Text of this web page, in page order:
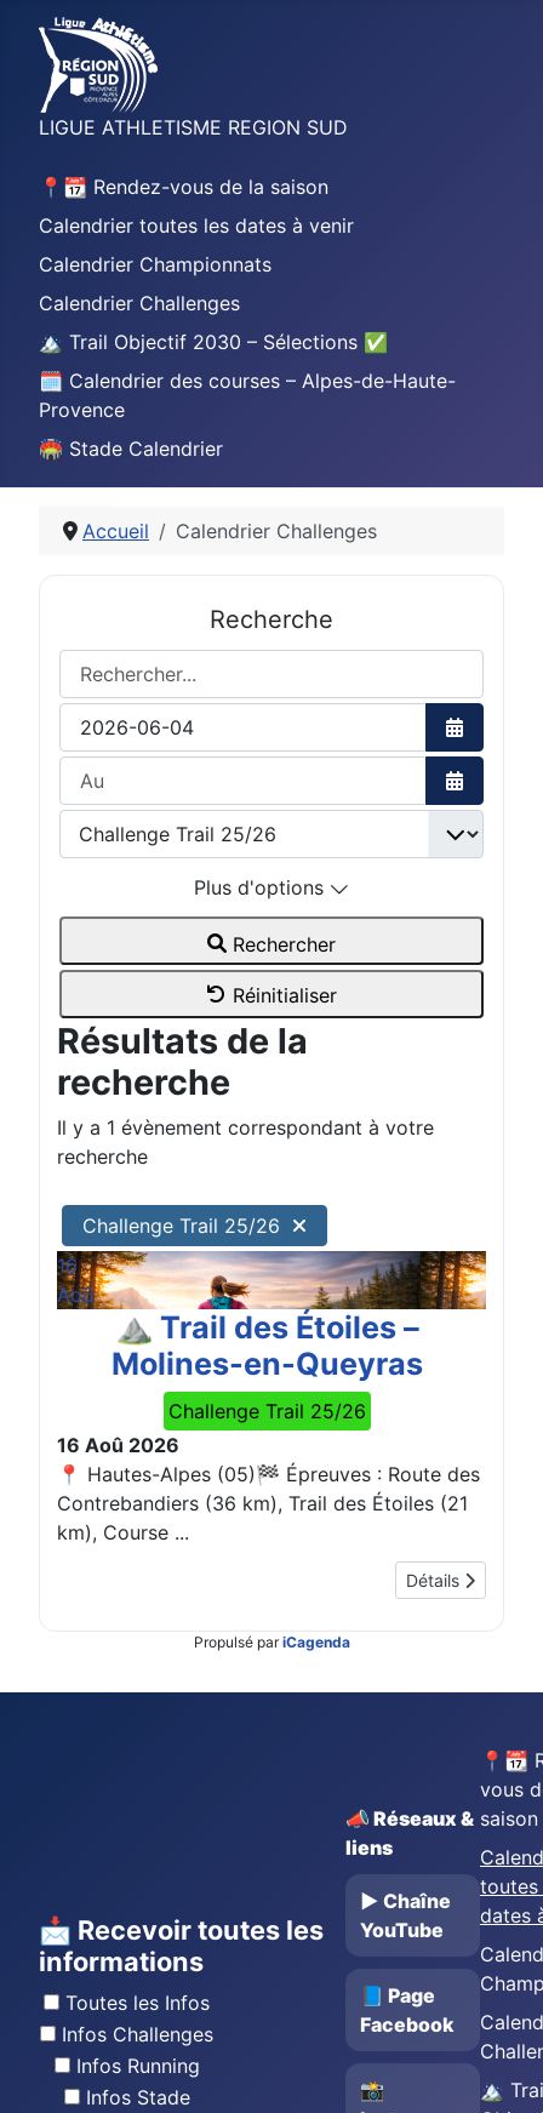
LIGUE ATHLETISME REGION SUD
📍📆 Rendez-vous de la saison
Calendrier toutes les dates à venir
Calendrier Championnats
Calendrier Challenges
🏔️ Trail Objectif 2030 – Sélections ✅
🗓️ Calendrier des courses – Alpes-de-Haute-
Provence
🏟️ Stade Calendrier
Accueil Calendrier Challenges
Recherche
Rechercher...
Ouvrir le
Ouvrir le
Plus d'options
Rechercher
Réinitialiser
Résultats de la
recherche
Il y a 1 évènement correspondant à votre
recherche
Challenge Trail 25/26
16
Aoû
⛰️ Trail des Étoiles –
Molines-en-Queyras
Challenge Trail 25/26
16 Aoû 2026
📍 Hautes-Alpes (05)🏁 Épreuves : Route des
Contrebandiers (36 km), Trail des Étoiles (21
km), Course ...
Détails
Propulsé pariCagenda
📩 Recevoir toutes les
informations
Toutes les Infos
Infos Challenges
Infos Running
Infos Stade
📣 Réseaux &
liens
▶️ Chaîne
YouTube
📘 Page
Facebook
📸
📍📆
vous
saison
toutes
dates
🏔️